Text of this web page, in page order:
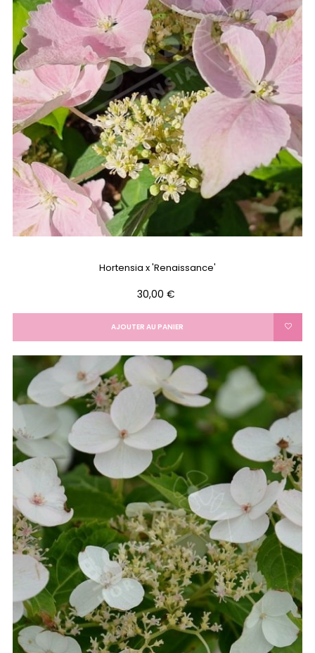
Hortensia x 'Renaissance'
Prix
30,00 €
AJOUTER AU PANIER